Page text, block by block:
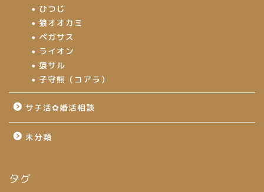
ひつじ
狼オオカミ
ペガサス
ライオン
猿サル
子守熊（コアラ）
サチ活✿婚活相談
未分類
タグ